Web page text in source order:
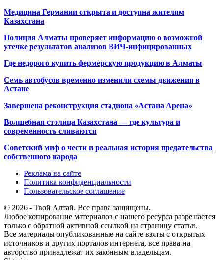
Медицина Германии открыта и доступна жителям
Казахстана
Полиция Алматы проверяет информацию о возможной
утечке результатов анализов ВИЧ-инфицированных
Где недорого купить фермерскую продукцию в Алматы
Семь автобусов временно изменили схемы движения в
Астане
Завершена реконструкция стадиона «Астана Арена»
Волшебная столица Казахстана — где культура и
современность сливаются
Советский миф о чести и реальная история предательства
собственного народа
Реклама на сайте
Политика конфиденциальности
Пользовательское соглашение
© 2026 - Твой Алтай. Все права защищены.
Любое копирование материалов с нашего ресурса разрешается
только с обратной активной ссылкой на страницу статьи.
Все материалы опубликованные на сайте взяты с открытых
источников и других порталов интернета, все права на
авторство принадлежат их законным владельцам.